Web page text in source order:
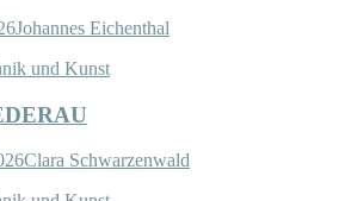
Johannes Eichenthal
Clara Schwarzenwald